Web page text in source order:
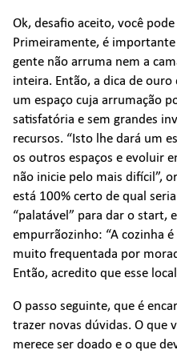
Ok, desafio aceito, você
Primeiramente, é
gente não arruma nem a
inteira. Então, a dica de
um espaço cuja arrumação
satisfatória e sem grandes
recursos. “Isto lhe dará um
os outros espaços e evoluir
não inicie pelo mais difícil”,
está 100% certo de qual
“palatável” para dar o start,
empurrãozinho: “A cozinha
muito frequentada por
Então, acredito que esse
O passo seguinte, que é
trazer novas dúvidas. O que
merece ser doado e o que